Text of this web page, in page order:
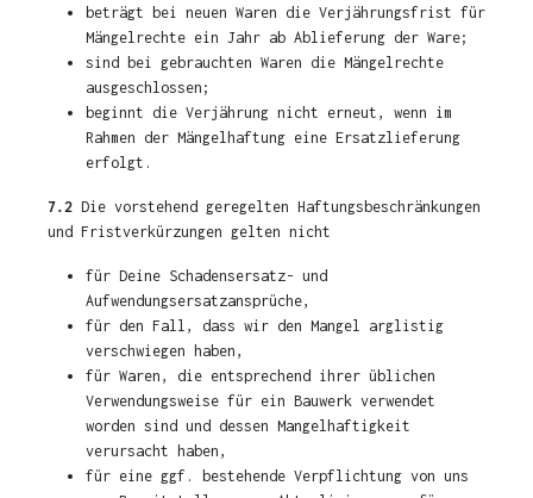
beträgt bei neuen Waren die Verjährungsfrist für
Mängelrechte ein Jahr ab Ablieferung der Ware;
sind bei gebrauchten Waren die Mängelrechte
ausgeschlossen;
beginnt die Verjährung nicht erneut, wenn im
Rahmen der Mängelhaftung eine Ersatzlieferung
erfolgt.
7.2 Die vorstehend geregelten Haftungsbeschränkungen
und Fristverkürzungen gelten nicht
für Deine Schadensersatz- und
Aufwendungsersatzansprüche,
für den Fall, dass wir den Mangel arglistig
verschwiegen haben,
für Waren, die entsprechend ihrer üblichen
Verwendungsweise für ein Bauwerk verwendet
worden sind und dessen Mangelhaftigkeit
verursacht haben,
für eine ggf. bestehende Verpflichtung von uns